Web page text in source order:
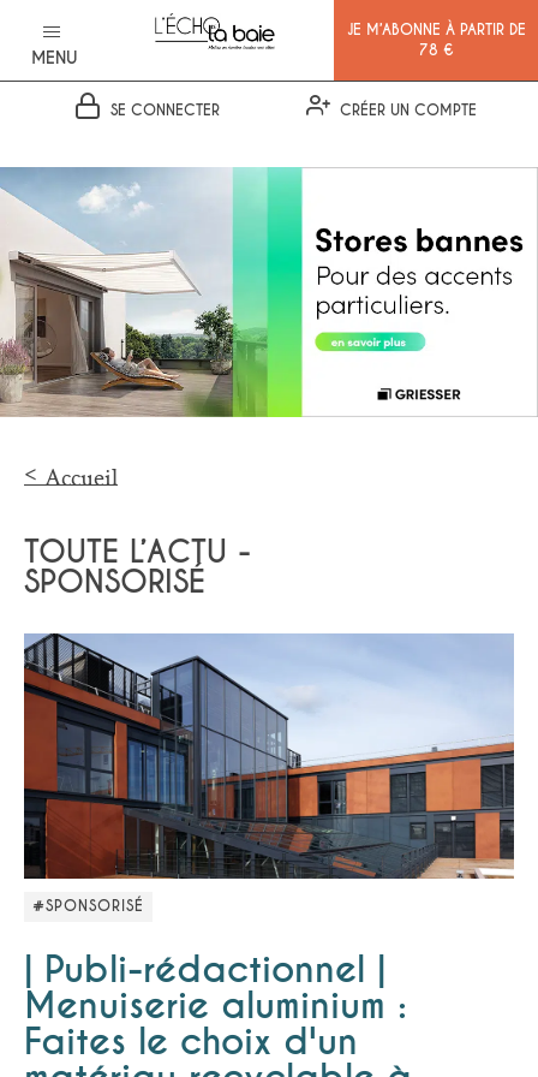
MENU
JE M’ABONNE À PARTIR DE
78 €
SE CONNECTER CRÉER UN COMPTE
Accueil
TOUTE L’ACTU -
SPONSORISÉ
#SPONSORISÉ
| Publi-rédactionnel |
Menuiserie aluminium :
Faites le choix d'un